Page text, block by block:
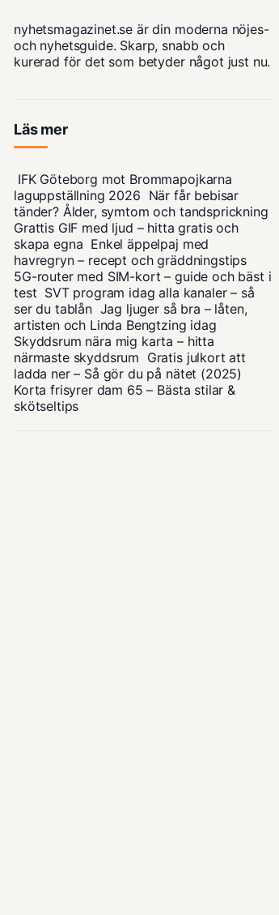
nyhetsmagazinet.se är din moderna nöjes-
och nyhetsguide. Skarp, snabb och
kurerad för det som betyder något just nu.
Läs mer
IFK Göteborg mot Brommapojkarna
laguppställning 2026 När får bebisar
tänder? Ålder, symtom och tandsprickning
Grattis GIF med ljud – hitta gratis och
skapa egna Enkel äppelpaj med
havregryn – recept och gräddningstips
5G-router med SIM-kort – guide och bäst i
test SVT program idag alla kanaler – så
ser du tablån Jag ljuger så bra – låten,
artisten och Linda Bengtzing idag
Skyddsrum nära mig karta – hitta
närmaste skyddsrum Gratis julkort att
ladda ner – Så gör du på nätet (2025)
Korta frisyrer dam 65 – Bästa stilar &
skötseltips